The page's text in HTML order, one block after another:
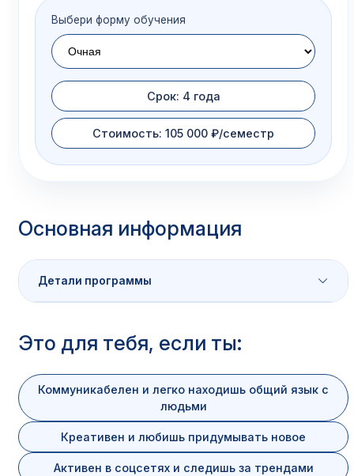
Выбери форму обучения
Срок: 4 года
Стоимость: 105 000 ₽/семестр
Основная информация
Детали программы
Характеристика
Очная / Очно-заочная / Заочная /
Дистанционная
Аккредитация Есть. Диплом государственного
Это для тебя, если ты:
Коммуникабелен и легко находишь общий язык с
людьми
Креативен и любишь придумывать новое
Активен в соцсетях и следишь за трендами